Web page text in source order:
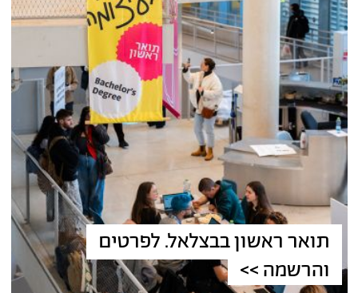
ועיצוב
ירושלים
תואר ראשון בבצלאל. לפרטים
והרשמה >>
אתר עבודות בוגרי/ות